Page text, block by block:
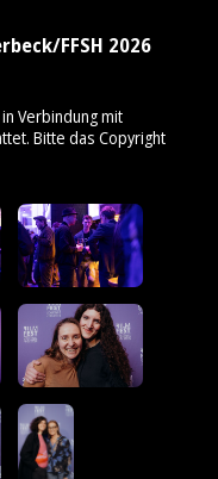
FFSH 2026
Verbindung mit
Bitte das Copyright